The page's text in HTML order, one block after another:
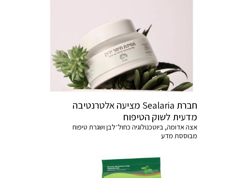
חברת Sealaria מציעה אלטרנטיבה
מדעית לשוק הטיפוח
אצה אדומה, ביוטכנולוגיה כחול־לבן ושגרת טיפוח
מבוססת מדע